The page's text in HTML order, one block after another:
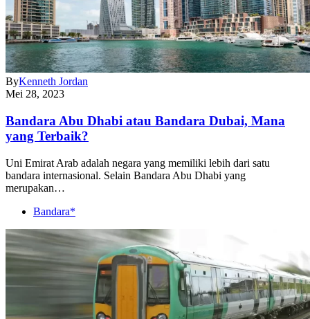
ByKenneth Jordan
Mei 28, 2023
Bandara Abu Dhabi atau Bandara Dubai, Mana
yang Terbaik?
Uni Emirat Arab adalah negara yang memiliki lebih dari satu
bandara internasional. Selain Bandara Abu Dhabi yang
merupakan…
Bandara*